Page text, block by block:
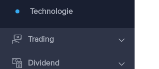
Technologie
Trading
Dividend